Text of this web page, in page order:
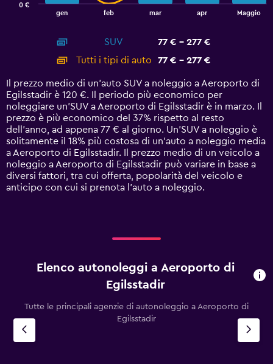
14
categories.
The
chart
has
1
Y
axis
displaying
values.
Range:
gen feb mar apr Maggio
0 €
SUV
77 € - 277 €
Tutti i tipi di auto
77 € - 277 €
Il prezzo medio di un'auto SUV a noleggio a Aeroporto di
Egilsstadir è 120 €. Il periodo più economico per
noleggiare un'SUV a Aeroporto di Egilsstadir è in marzo. Il
prezzo è più economico del 37% rispetto al resto
dell'anno, ad appena 77 € al giorno. Un'SUV a noleggio è
solitamente il 18% più costosa di un'auto a noleggio media
a Aeroporto di Egilsstadir. Il prezzo medio di un veicolo a
noleggio a Aeroporto di Egilsstadir può variare in base a
diversi fattori, tra cui offerta, popolarità del veicolo e
anticipo con cui si prenota l'auto a noleggio.
Elenco autonoleggi a Aeroporto di
Egilsstadir
Tutte le principali agenzie di autonoleggio a Aeroporto di
Egilsstadir